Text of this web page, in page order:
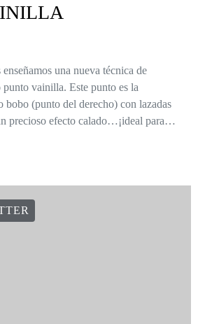
una nueva técnica de
vainilla. Este punto es la
bobo (punto del derecho) con lazadas
precioso efecto calado…¡ideal para…